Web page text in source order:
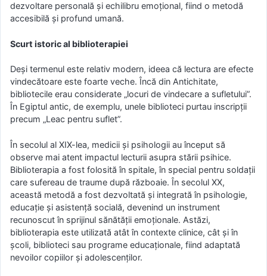
dezvoltare personală și echilibru emoțional, fiind o metodă
accesibilă și profund umană.
Scurt istoric al biblioterapiei
Deși termenul este relativ modern, ideea că lectura are efecte
vindecătoare este foarte veche. Încă din Antichitate,
bibliotecile erau considerate „locuri de vindecare a sufletului”.
În Egiptul antic, de exemplu, unele biblioteci purtau inscripții
precum „Leac pentru suflet”.
În secolul al XIX-lea, medicii și psihologii au început să
observe mai atent impactul lecturii asupra stării psihice.
Biblioterapia a fost folosită în spitale, în special pentru soldații
care sufereau de traume după războaie. În secolul XX,
această metodă a fost dezvoltată și integrată în psihologie,
educație și asistență socială, devenind un instrument
recunoscut în sprijinul sănătății emoționale. Astăzi,
biblioterapia este utilizată atât în contexte clinice, cât și în
școli, biblioteci sau programe educaționale, fiind adaptată
nevoilor copiilor și adolescenților.